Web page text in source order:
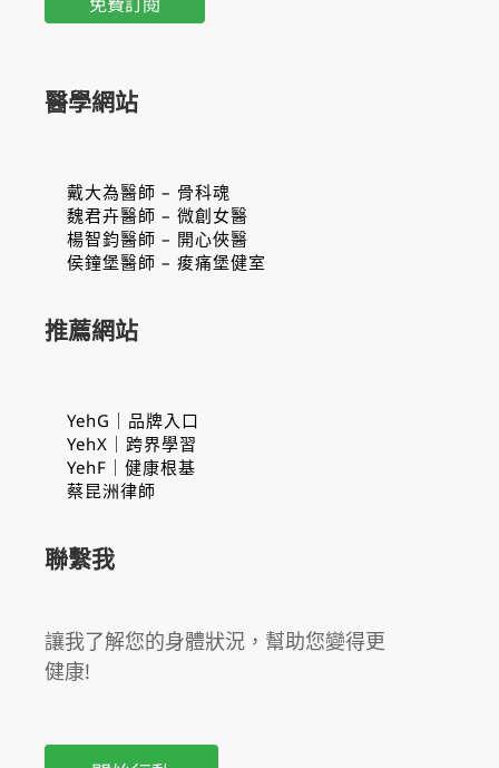
醫學網站
戴大為醫師 – 骨科魂
魏君卉醫師 – 微創女醫
楊智鈞醫師 – 開心俠醫
侯鐘堡醫師 – 痠痛堡健室
推薦網站
YehG｜品牌入口
YehX｜跨界學習
YehF｜健康根基
蔡昆洲律師
聯繫我
讓我了解您的身體狀況，幫助您變得更
健康!